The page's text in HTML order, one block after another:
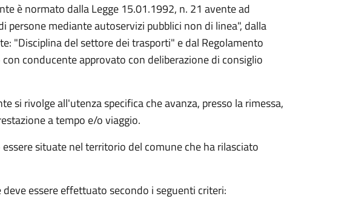
è normato dalla Legge 15.01.1992, n. 21 avente ad
persone mediante autoservizi pubblici non di linea", dalla
"Disciplina del settore dei trasporti" e dal Regolamento
conducente approvato con deliberazione di consiglio
si rivolge all'utenza specifica che avanza, presso la rimessa,
a tempo e/o viaggio.
situate nel territorio del comune che ha rilasciato
essere effettuato secondo i seguenti criteri: